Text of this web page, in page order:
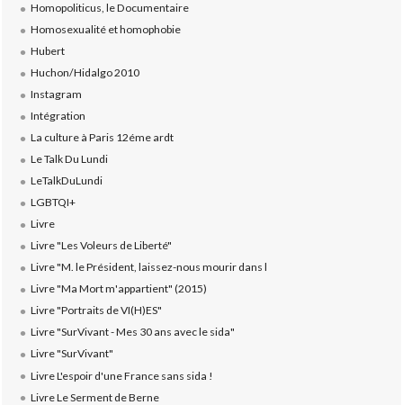
Homopoliticus, le Documentaire
Homosexualité et homophobie
Hubert
Huchon/Hidalgo 2010
Instagram
Intégration
La culture à Paris 12éme ardt
Le Talk Du Lundi
LeTalkDuLundi
LGBTQI+
Livre
Livre "Les Voleurs de Liberté"
Livre "M. le Président, laissez-nous mourir dans l
Livre "Ma Mort m'appartient" (2015)
Livre "Portraits de VI(H)ES"
Livre "SurVivant - Mes 30 ans avec le sida"
Livre "SurVivant"
Livre L'espoir d'une France sans sida !
Livre Le Serment de Berne